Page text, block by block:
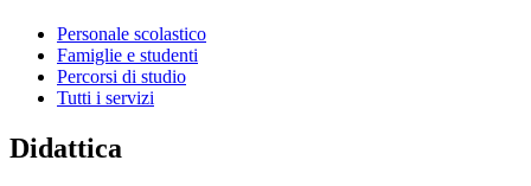
Personale scolastico
Famiglie e studenti
Percorsi di studio
Tutti i servizi
Didattica